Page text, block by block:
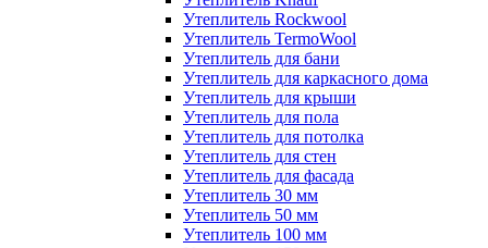
Утеплитель Rockwool
Утеплитель TermoWool
Утеплитель для бани
Утеплитель для каркасного дома
Утеплитель для крыши
Утеплитель для пола
Утеплитель для потолка
Утеплитель для стен
Утеплитель для фасада
Утеплитель 30 мм
Утеплитель 50 мм
Утеплитель 100 мм